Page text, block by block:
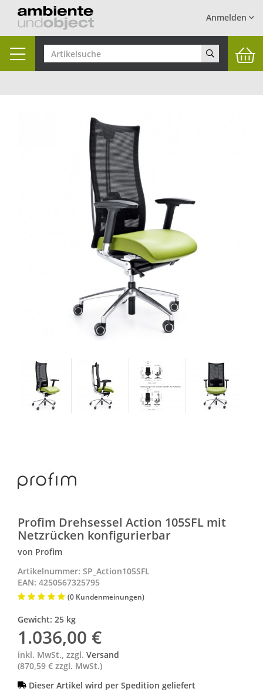
Anmelden
Toggle
navigation
Profim Drehsessel Action 105SFL mit
Netzrücken konfigurierbar
von Profim
Artikelnummer: SP_Action105SFL
EAN: 4250567325795
(0 Kundenmeinungen)
Gewicht: 25 kg
1.036,00 €
inkl. MwSt., zzgl. Versand
(870,59 € zzgl. MwSt.)
Dieser Artikel wird per Spedition geliefert